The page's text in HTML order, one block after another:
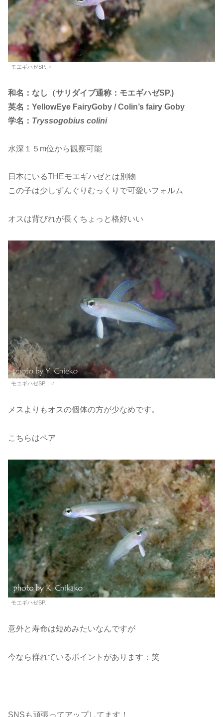
モエギハゼSP. ♀
和名：なし（サリダイブ通称：モエギハゼSP.)
英名：YellowEye FairyGoby / Colin’s fairy Goby
学名： Tryssogobius colini
水深１５m位から観察可能
日本にいるTHEモエギハゼとは別物
この子は少しずんぐりむっくりで可愛いフォルム
オスは背びれが長くちょっと格好いい
モエギハゼSP ♂
メスよりもオスの個体の方が少なめです。
こちらはペア
モエギハゼSP.
意外と寿命は短めみたいなんですが
今なら群れているポイントがあります：笑
SNSも頑張ってアップしてます！